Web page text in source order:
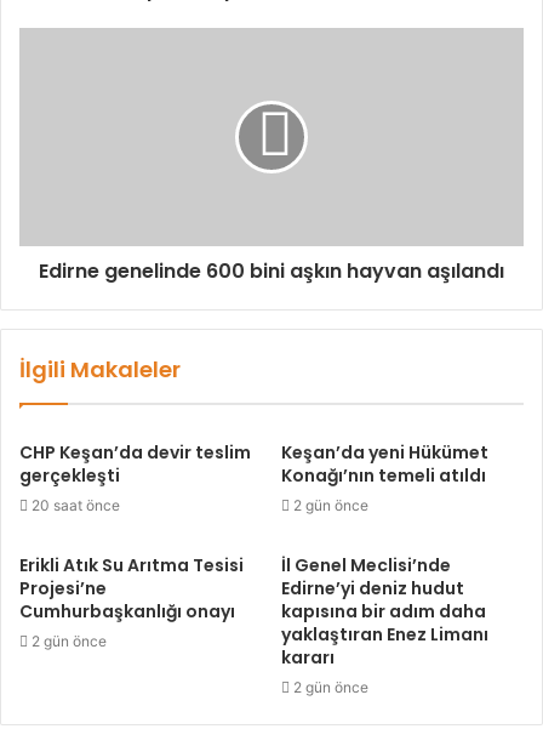
Edirne genelinde 600 bini aşkın hayvan aşılandı
İlgili Makaleler
CHP Keşan’da devir teslim
gerçekleşti
20 saat önce
Keşan’da yeni Hükümet
Konağı’nın temeli atıldı
2 gün önce
Erikli Atık Su Arıtma Tesisi
Projesi’ne
Cumhurbaşkanlığı onayı
2 gün önce
İl Genel Meclisi’nde
Edirne’yi deniz hudut
kapısına bir adım daha
yaklaştıran Enez Limanı
kararı
2 gün önce